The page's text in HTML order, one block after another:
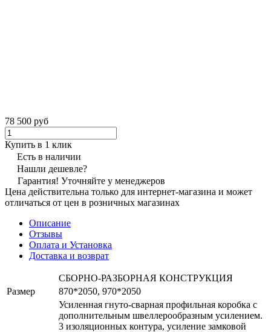
78 500 руб
Купить в 1 клик
Есть в наличии
Нашли дешевле?
Гарантия! Уточняйте у менеджеров
Цена действительна только для интернет-магазина и может
отличаться от цен в розничных магазинах
Описание
Отзывы
Оплата и Установка
Доставка и возврат
СБОРНО-РАЗБОРНАЯ КОНСТРУКЦИЯ
Размер
870*2050, 970*2050
Усиленная гнуто-сварная профильная коробка с
дополнительным швеллерообразным усилением.
3 изоляционных контура, усиление замковой